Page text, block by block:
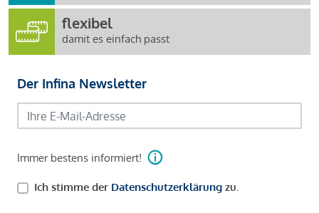
flexibel
damit es einfach passt
Der Infina Newsletter
Immer bestens informiert!
Ich stimme der Datenschutzerklärung zu.